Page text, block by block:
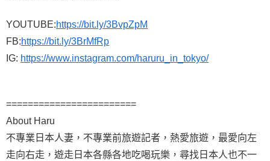
YOUTUBE:https://bit.ly/3BvpZpM
FB:https://bit.ly/3BrMfRp
IG: https://www.instagram.com/haruru_in_tokyo/
========================
About Haru
不專業日本人妻，不專業前旅遊記者，熱愛旅遊，最愛向左
走向右走，遊走日本各縣各地吃喝玩樂，尋找日本人也不一